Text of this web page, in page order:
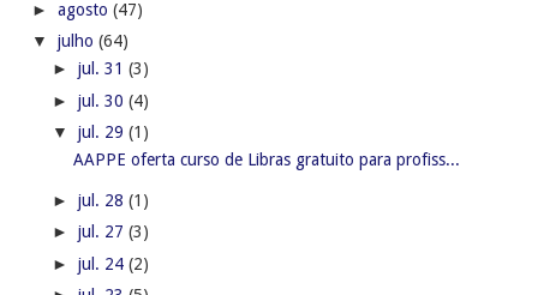
► agosto (47)
▼ julho (64)
► jul. 31 (3)
► jul. 30 (4)
▼ jul. 29 (1)
AAPPE oferta curso de Libras gratuito para profiss...
► jul. 28 (1)
► jul. 27 (3)
► jul. 24 (2)